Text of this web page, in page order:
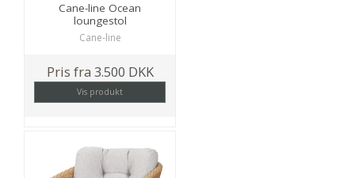
Cane-line Ocean
loungestol
Cane-line
Pris fra 3.500 DKK
Vis produkt